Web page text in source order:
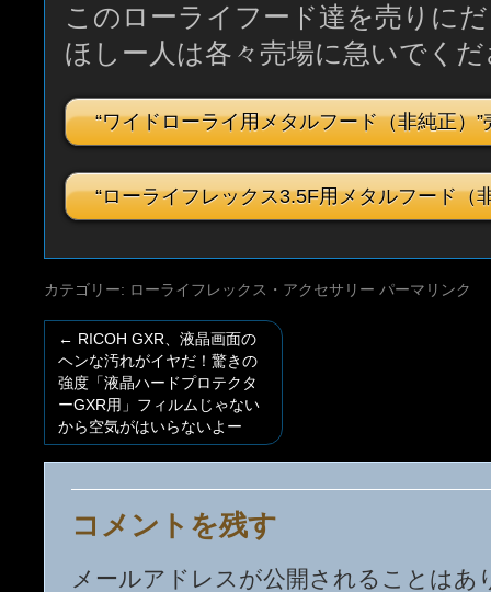
このローライフード達を売りに
ほしー人は各々売場に急いでく
“ワイドローライ用メタルフード（非純正）”
“ローライフレックス3.5F用メタルフード（
カテゴリー: ローライフレックス・アクセサリー パーマリンク
← RICOH GXR、液晶画面の
ヘンな汚れがイヤだ！驚きの
強度「液晶ハードプロテクタ
ーGXR用」フィルムじゃない
から空気がはいらないよー
コメントを残す
メールアドレスが公開されることはあ